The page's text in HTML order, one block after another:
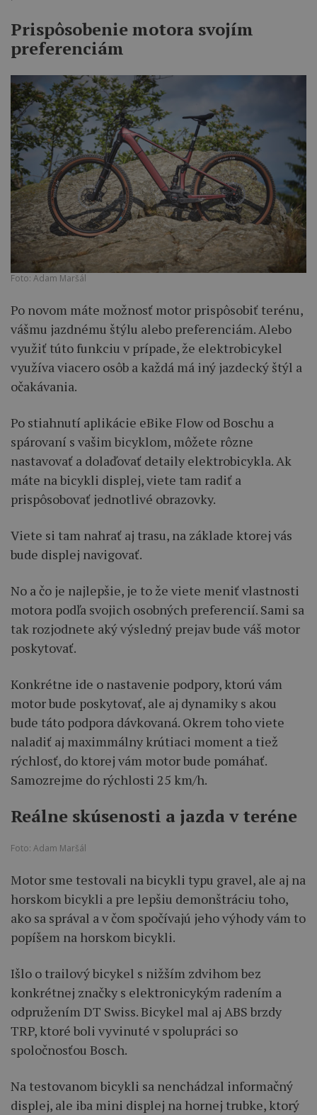
Prispôsobenie motora svojím
preferenciám
Foto: Adam Maršál
Po novom máte možnosť motor prispôsobiť terénu,
vášmu jazdnému štýlu alebo preferenciám. Alebo
využiť túto funkciu v prípade, že elektrobicykel
využíva viacero osôb a každá má iný jazdecký štýl a
očakávania.
Po stiahnutí aplikácie eBike Flow od Boschu a
spárovaní s vašim bicyklom, môžete rôzne
nastavovať a dolaďovať detaily elektrobicykla. Ak
máte na bicykli displej, viete tam radiť a
prispôsobovať jednotlivé obrazovky.
Viete si tam nahrať aj trasu, na základe ktorej vás
bude displej navigovať.
No a čo je najlepšie, je to že viete meniť vlastnosti
motora podľa svojich osobných preferencií. Sami sa
tak rozjodnete aký výsledný prejav bude váš motor
poskytovať.
Konkrétne ide o nastavenie podpory, ktorú vám
motor bude poskytovať, ale aj dynamiky s akou
bude táto podpora dávkovaná. Okrem toho viete
naladiť aj maximmálny krútiaci moment a tiež
rýchlosť, do ktorej vám motor bude pomáhať.
Samozrejme do rýchlosti 25 km/h.
Reálne skúsenosti a jazda v teréne
Foto: Adam Maršál
Motor sme testovali na bicykli typu gravel, ale aj na
horskom bicykli a pre lepšiu demonštráciu toho,
ako sa správal a v čom spočívajú jeho výhody vám to
popíšem na horskom bicykli.
Išlo o trailový bicykel s nižším zdvihom bez
konkrétnej značky s elektronicykým radením a
odpružením DT Swiss. Bicykel mal aj ABS brzdy
TRP, ktoré boli vyvinuté v spolupráci so
spoločnosťou Bosch.
Na testovanom bicykli sa nenchádzal informačný
displej, ale iba mini displej na hornej trubke, ktorý